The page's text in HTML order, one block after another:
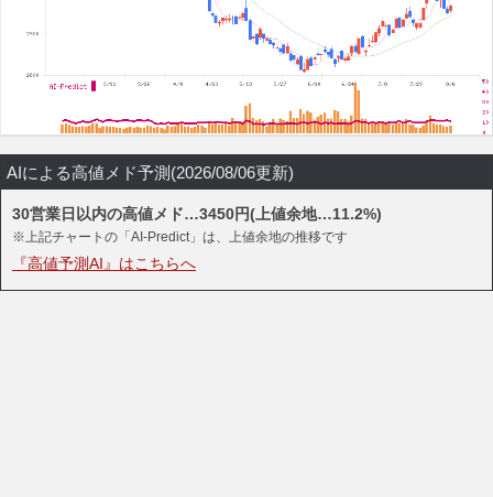
AIによる高値メド予測(2026/08/06更新)
30営業日以内の高値メド…3450円(上値余地…11.2%)
※上記チャートの「AI-Predict」は、上値余地の推移です
『高値予測AI』はこちらへ